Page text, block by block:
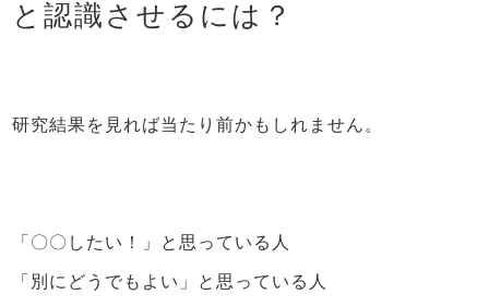
と認識させるには？
研究結果を見れば当たり前かもしれません。
「〇〇したい！」と思っている人
「別にどうでもよい」と思っている人